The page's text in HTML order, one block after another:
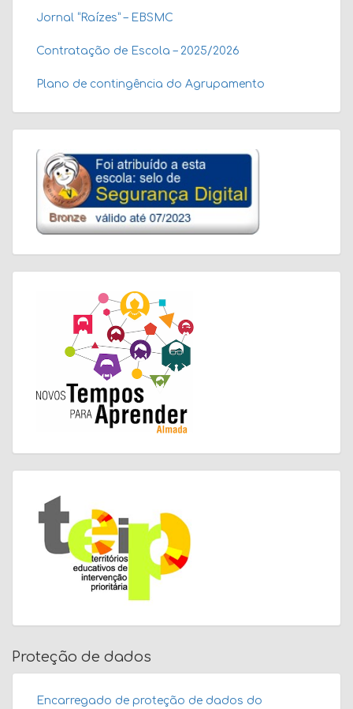
Jornal “Raízes” – EBSMC
Contratação de Escola – 2025/2026
Plano de contingência do Agrupamento
Proteção de dados
Encarregado de proteção de dados do